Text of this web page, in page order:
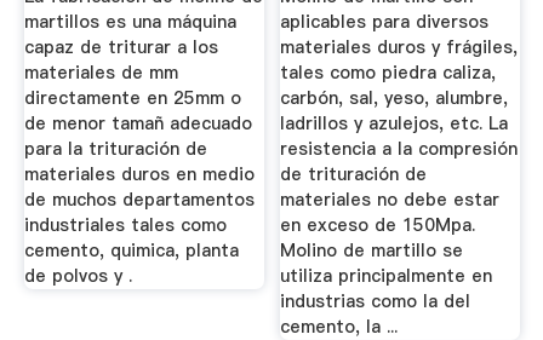
martillos es una máquina
capaz de triturar a los
materiales de mm
directamente en 25mm o
de menor tamañ adecuado
para la trituración de
materiales duros en medio
de muchos departamentos
industriales tales como
cemento, quimica, planta
de polvos y .
aplicables para diversos
materiales duros y frágiles,
tales como piedra caliza,
carbón, sal, yeso, alumbre,
ladrillos y azulejos, etc. La
resistencia a la compresión
de trituración de
materiales no debe estar
en exceso de 150Mpa.
Molino de martillo se
utiliza principalmente en
industrias como la del
cemento, la ...